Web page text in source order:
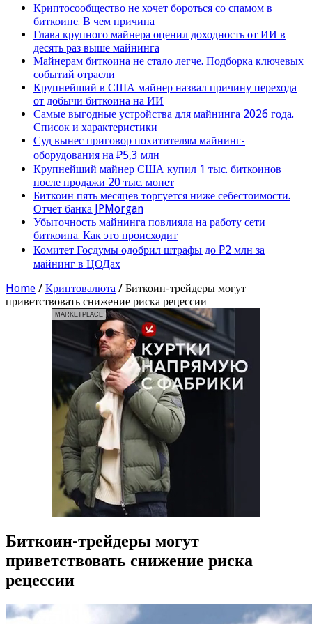
Криптосообщество не хочет бороться со спамом в
биткоине. В чем причина
Глава крупного майнера оценил доходность от ИИ в
десять раз выше майнинга
Майнерам биткоина не стало легче. Подборка ключевых
событий отрасли
Крупнейший в США майнер назвал причину перехода
от добычи биткоина на ИИ
Самые выгодные устройства для майнинга 2026 года.
Список и характеристики
Суд вынес приговор похитителям майнинг-
оборудования на ₽5,3 млн
Крупнейший майнер США купил 1 тыс. биткоинов
после продажи 20 тыс. монет
Биткоин пять месяцев торгуется ниже себестоимости.
Отчет банка JPMorgan
Убыточность майнинга повлияла на работу сети
биткоина. Как это происходит
Комитет Госдумы одобрил штрафы до ₽2 млн за
майнинг в ЦОДах
Home / Криптовалюта / Биткоин-трейдеры могут
приветствовать снижение риска рецессии
MARKETPLACE
Биткоин-трейдеры могут
приветствовать снижение риска
рецессии